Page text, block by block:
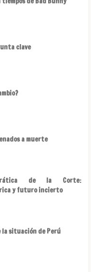
clave
a muerte
de la Corte:
y futuro incierto
situación de Perú